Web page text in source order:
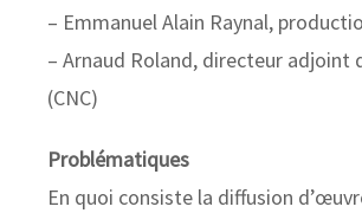
– Emmanuel Alain Raynal,
– Arnaud Roland, directeur adjoint
(CNC)
Problématiques
En quoi consiste la diffusion